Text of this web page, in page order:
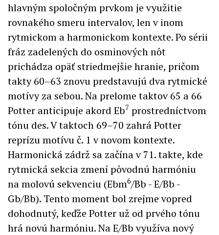
hlavným spoločným prvkom je využitie
rovnakého smeru intervalov, len v inom
rytmickom a harmonickom kontexte. Po sérii
fráz zadelených do osminových nôt
prichádza opäť striedmejšie hranie, pričom
takty 60–63 znovu predstavujú dva rytmické
motívy za sebou. Na prelome taktov 65 a 66
Potter anticipuje akord Eb7 prostredníctvom
tónu des. V taktoch 69–70 zahrá Potter
reprízu motívu č. 1 v novom kontexte.
Harmonická zádrž sa začína v 71. takte, kde
rytmická sekcia zmení pôvodnú harmóniu
na molovú sekvenciu (Ebm6/Bb - E/Bb -
Gb/Bb). Tento moment bol zrejme vopred
dohodnutý, keďže Potter už od prvého tónu
hrá novú harmóniu. Na E/Bb využíva nový